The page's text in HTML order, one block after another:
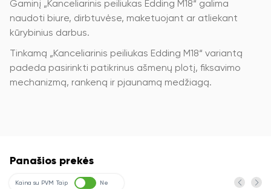
Gaminį „Kanceliarinis peiliukas Edding M18“ galima
naudoti biure, dirbtuvėse, maketuojant ar atliekant
kūrybinius darbus.
Tinkamą „Kanceliarinis peiliukas Edding M18“ variantą
padeda pasirinkti patikrinus ašmenų plotį, fiksavimo
mechanizmą, rankeną ir pjaunamą medžiagą.
Panašios prekės
Kaina su PVM Taip Ne